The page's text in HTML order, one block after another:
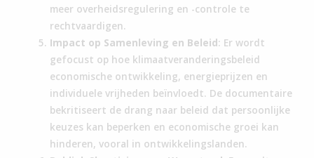
meer overheidsregulering en -controle te
rechtvaardigen.
Impact op Samenleving en Beleid: Er wordt
gefocust op hoe klimaatveranderingsbeleid
economische ontwikkeling, energieprijzen en
individuele vrijheden beïnvloedt. De documentaire
bekritiseert de drang naar beleid dat persoonlijke
keuzes kan beperken en economische groei kan
hinderen, vooral in ontwikkelingslanden.